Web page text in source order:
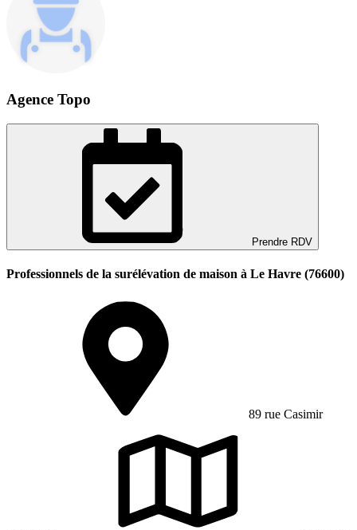
Agence Topo
Prendre RDV
Professionnels de la surélévation de maison à Le Havre (76600)
89 rue Casimir